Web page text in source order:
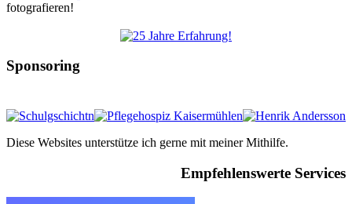
fotografieren!
Sponsoring
Diese Websites unterstütze ich gerne mit meiner Mithilfe.
Empfehlenswerte Services